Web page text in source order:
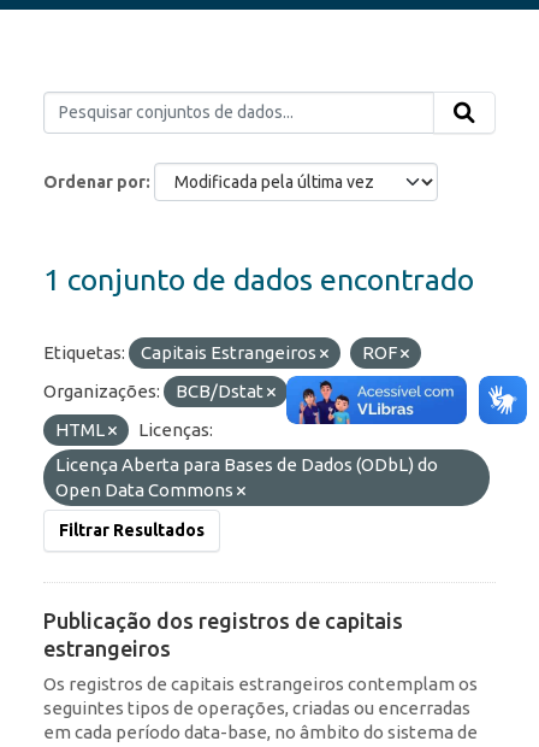
Ordenar por
1 conjunto de dados encontrado
Etiquetas: Capitais Estrangeiros
ROF
Organizações:
BCB/Dstat Formatos:
JSON
HTML
Licenças:
Licença Aberta para Bases de Dados (ODbL) do
Open Data Commons
Filtrar Resultados
Publicação dos registros de capitais
estrangeiros
Os registros de capitais estrangeiros contemplam os
seguintes tipos de operações, criadas ou encerradas
em cada período data-base, no âmbito do sistema de